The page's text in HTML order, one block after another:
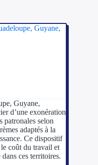
Aides
Concours
Réduction des
Guyane,
Guyane,
d’une exonération
patronales selon
adaptés à la
Ce dispositif
coût du travail et
ces territoires.